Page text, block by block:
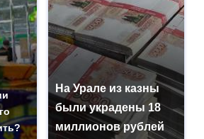
На Урале из казны
были украдены 18
миллионов рублей